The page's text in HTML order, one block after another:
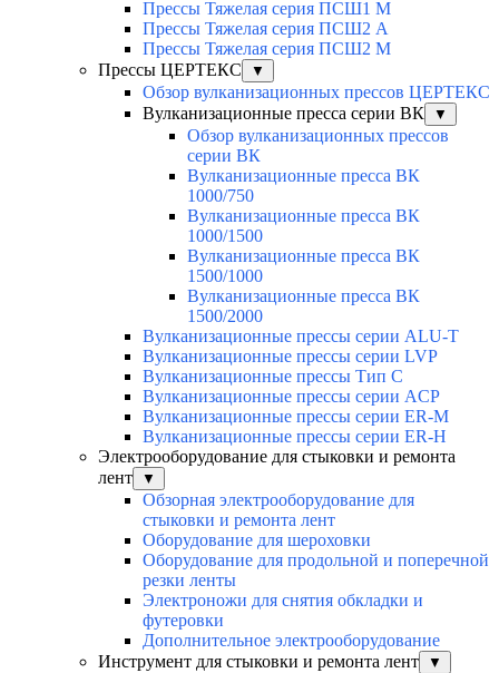
Прессы Тяжелая серия ПСШ1 М
Прессы Тяжелая серия ПСШ2 А
Прессы Тяжелая серия ПСШ2 М
Прессы ЦЕРТЕКС
▼
Обзор вулканизационных прессов ЦЕРТЕКС
Вулканизационные пресса серии ВК
▼
Обзор вулканизационных прессов
серии ВК
Вулканизационные пресса ВК
1000/750
Вулканизационные пресса ВК
1000/1500
Вулканизационные пресса ВК
1500/1000
Вулканизационные пресса ВК
1500/2000
Вулканизационные прессы серии ALU-T
Вулканизационные прессы серии LVP
Вулканизационные прессы Тип С
Вулканизационные прессы серии ACP
Вулканизационные прессы серии ER-M
Вулканизационные прессы серии ER-H
Электрооборудование для стыковки и ремонта
лент
▼
Обзорная электрооборудование для
стыковки и ремонта лент
Оборудование для шероховки
Оборудование для продольной и поперечной
резки ленты
Электроножи для снятия обкладки и
футеровки
Дополнительное электрооборудование
Инструмент для стыковки и ремонта лент
▼